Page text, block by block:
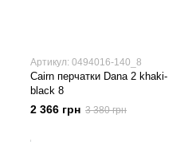
Артикул: 0494016-140_8
Cairn перчатки Dana 2 khaki-
black 8
2 366 грн 3 380 грн